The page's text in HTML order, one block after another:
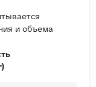
и объема